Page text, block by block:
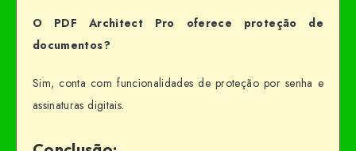
O PDF Architect Pro oferece proteção de
documentos?
Sim, conta com funcionalidades de proteção por senha e
assinaturas digitais.